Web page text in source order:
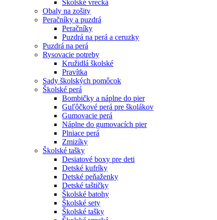
Školské vrecká
Obaly na zošity
Peračníky a puzdrá
Peračníky
Puzdrá na perá a ceruzky
Puzdrá na perá
Rysovacie potreby
Kružidlá školské
Pravítka
Sady školských pomôcok
Školské perá
Bombičky a náplne do pier
Guľôčkové perá pre školákov
Gumovacie perá
Náplne do gumovacích pier
Plniace perá
Zmizíky
Školské tašky
Desiatové boxy pre deti
Detské kufríky
Detské peňaženky
Detské taštičky
Školské batohy
Školské sety
Školské tašky